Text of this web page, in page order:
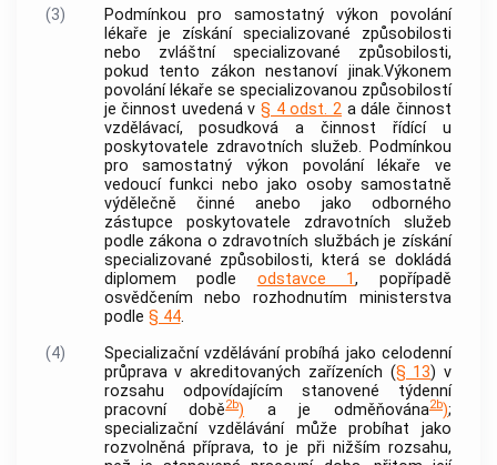
(3)
Podmínkou prosamostatný výkon povolání
lékaře je získání specializované způsobilosti
nebo zvláštní specializované způsobilosti,
pokud tento zákon nestanoví jinak.Výkonem
povolání lékaře se specializovanou způsobilostí
je činnost uvedená v§ 4 odst. 2 a dále činnost
vzdělávací, posudková a činnost řídící u
poskytovatele zdravotních služeb. Podmínkou
prosamostatný výkon povolání lékaře ve
vedoucí funkci nebo jako osoby samostatně
výdělečně činné anebo jako odborného
zástupce poskytovatele zdravotních služeb
podle zákona o zdravotních službách je získání
specializované způsobilosti, která se dokládá
diplomem podle odstavce 1, popřípadě
osvědčením nebo rozhodnutím ministerstva
podle § 44.
(4)
Specializační vzděláváníprobíhá jako celodenní
průprava v akreditovaných zařízeních (§ 13) v
rozsahu odpovídajícím stanovené týdenní
pracovní době2b) a je odměňována2b);
specializační vzdělávánímůže probíhat jako
rozvolněná příprava, to je při nižším rozsahu,